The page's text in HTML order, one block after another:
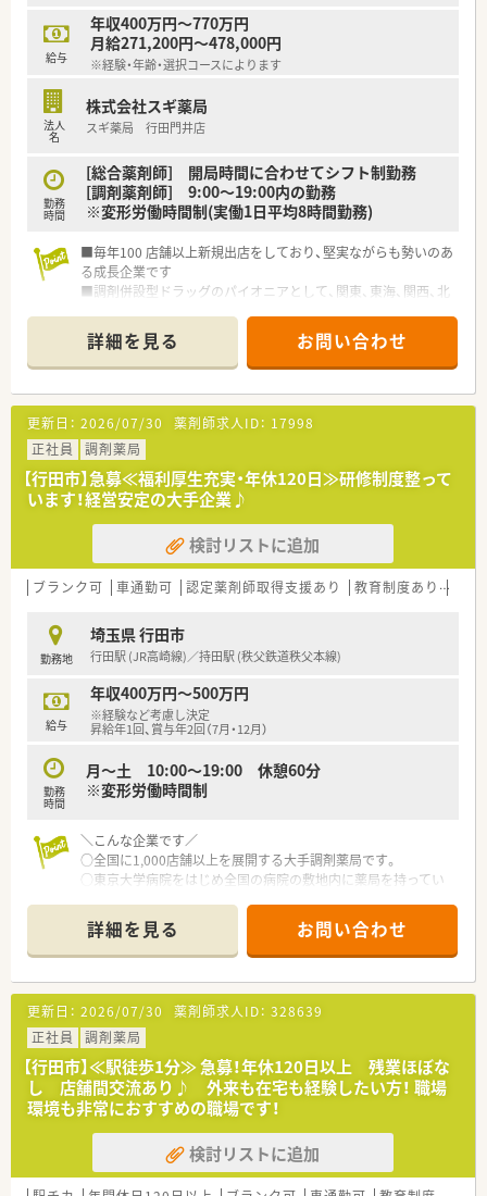
給与
年収400万円～770万円
月給271,200円～478,000円
※経験・年齢・選択コースによります
法人
名
株式会社スギ薬局
スギ薬局 行田門井店
勤務
時間
[総合薬剤師] 開局時間に合わせてシフト制勤務
[調剤薬剤師] 9:00～19:00内の勤務
※変形労働時間制(実働1日平均8時間勤務)
■毎年100 店舗以上新規出店をしており、堅実ながらも勢いのあ
る成長企業です
■調剤併設型ドラッグのパイオニアとして、関東、東海、関西、北
■研修制度は様々なプランがあり、集合研修だけでなく任意で受
講可能な研修も幅広く用意されています
■店舗で活躍する従業員、社外で活躍する従業員、将来経営幹部
となる従業員など、薬剤師として様々な活躍ができるフィールド
を用意されています
■総合薬剤師・調剤薬剤師（土日休み・19時までの勤務）どちらか
の働き方を選択できます
■調剤併設型だけでなく「医療モール・クリニック併設店舗」「敷
地内薬局」「訪問調剤特化型店舗」など様々な店舗を運営してい
ます
■在宅医療にも積極的取り組んでおり「訪問調剤特化型店舗」を
50店舗以上、無菌調剤室は業界最多の51店舗設置しています
■「プラチナくるみん認定企業」「健康経営優良法人2023（大規模
法人部門）認定」等を取得し一人ひとりが働きやすい環境が整備
■充実した研修制度、人事制度、評価制度、キャリア支援制度等
があるのも特徴です
詳細を見る お問い合わせ
更新日： 2026/07/30 薬剤師求人ID： 17998
正社員
調剤薬局
【行田市】急募≪福利厚生充実・年休120日≫研修制度整って
います！経営安定の大手企業♪
検討リストに追加
ブランク可 車通勤可 認定薬剤師取得支援あり 教育制度あり
勤務地
埼玉県 行田市
行田駅 (JR高崎線)／持田駅 (秩父鉄道秩父本線)
給与
年収400万円～500万円
※経験など考慮し決定
昇給年1回、賞与年2回（7月・12月）
勤務
時間
月～土 10:00～19:00 休憩60分
※変形労働時間制
＼こんな企業です／
○全国に1,000店舗以上を展開する大手調剤薬局です。
○東京大学病院をはじめ全国の病院の敷地内に薬局を持ってい
病診薬連携を強化することで、地域にお住いの患者様に高度な医
療の提供を実現しています。
○全店「同一の機械・システム」を採用しており、且つ処方箋の応
需内容が多岐にわたる（敷地内・病院門前・医療モール・CL門前）
ので、スキルUPしたい方にはお勧めもです。
○長期就業＆自己研讃を続ける事で給与があがる仕組みになっ
ており、将来的に高年収も狙う事が出来ます。
○インターネットを使って処方薬の飲み方を遠隔指導する「オン
ライン服薬指導」、今後も病院の「敷地内薬局」の推進、女性客の
取り込みを狙う店舗でデザインの一新。
M&Aによる店舗拡大と業界のリーディングカンパニーとして成
長を続けています。
○どの店舗も、最新システムが整っています！
詳細を見る お問い合わせ
更新日： 2026/07/30 薬剤師求人ID： 328639
正社員
調剤薬局
【行田市】≪駅徒歩1分≫ 急募！年休120日以上 残業ほぼな
し 店舗間交流あり♪ 外来も在宅も経験したい方！ 職場
環境も非常におすすめの職場です！
検討リストに追加